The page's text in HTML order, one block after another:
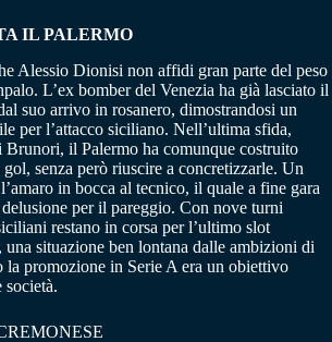
IL PALERMO
Alessio Dionisi non affidi gran parte del peso
L’ex bomber del Venezia ha già lasciato il
suo arrivo in rosanero, dimostrandosi un
per l’attacco siciliano. Nell’ultima sfida,
Brunori, il Palermo ha comunque costruito
senza però riuscire a concretizzarle. Un
in bocca al tecnico, il quale a fine gara
per il pareggio. Con nove turni
restano in corsa per l’ultimo slot
situazione ben lontana dalle ambizioni di
la promozione in Serie A era un obiettivo
società.